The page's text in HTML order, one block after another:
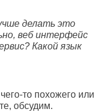
делать это
веб интерфейс
Какой язык
то похожего или
обсудим.